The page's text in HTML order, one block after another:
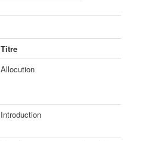
Titre
Allocution
Introduction